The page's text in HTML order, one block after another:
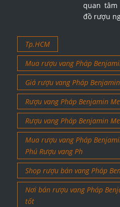
quan
đồ rượu
Tp.HCM
Mua rượu vang Pháp
Giá rượu vang Pháp
Rượu vang Pháp Benjamin
Rượu vang Pháp Benjamin
Mua rượu vang Pháp
Phú Rượu vang Ph
Shop rượu bán vang Pháp
Nơi bán rượu vang Pháp
tốt